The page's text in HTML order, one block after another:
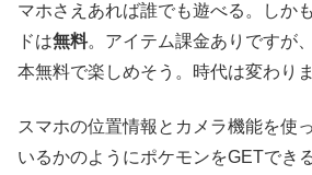
マホさえあれば誰でも遊べる。しか
ドは無料。アイテム課金ありですが
本無料で楽しめそう。時代は変わり
スマホの位置情報とカメラ機能を使
いるかのようにポケモンをGETでき